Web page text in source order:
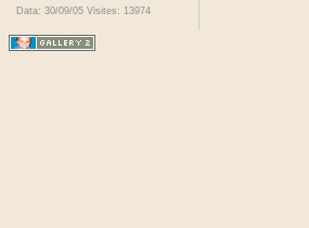
Data: 30/09/05 Visites: 13974